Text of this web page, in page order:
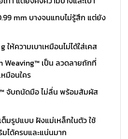
mm บางจนแทบไม่รู้สึก แต่ยัง
ให้ความเบาเหมือนไม่ได้ใส่เคส
Weaving™ เป็น ลวดลายถักที่
มือนใคร
จับถนัดมือ ไม่ลื่น พร้อมสัมผัส
ต็มรูปแบบ ฝังแม่เหล็กในตัว ใช้
ได้ครบและแน่นมาก